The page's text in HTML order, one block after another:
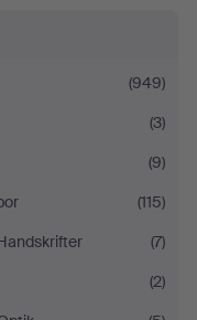
(949)
(3)
(9)
(115)
(7)
(2)